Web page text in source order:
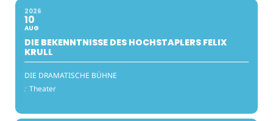
2026
10
AUG
DIE BEKENNTNISSE DES HOCHSTAPLERS FELIX
KRULL
DIE DRAMATISCHE BÜHNE
: Theater